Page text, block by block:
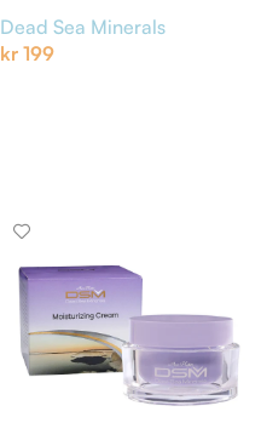
Dead Sea Minerals
kr 199